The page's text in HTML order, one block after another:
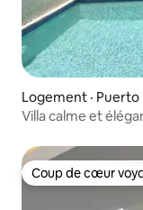
Logement · Puerto
Villa calme et
Coup de cœur
Coup de cœur